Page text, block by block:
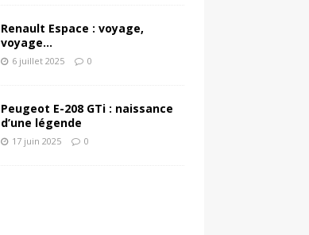
Renault Espace : voyage,
voyage…
6 juillet 2025 0
Peugeot E-208 GTi : naissance
d’une légende
17 juin 2025 0